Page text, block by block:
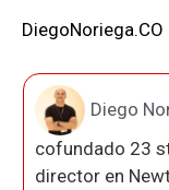
DiegoNoriega.CO
Diego
cofundado 23
director en